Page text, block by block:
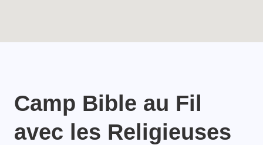
Camp Bible au Fil
avec les Religieuses